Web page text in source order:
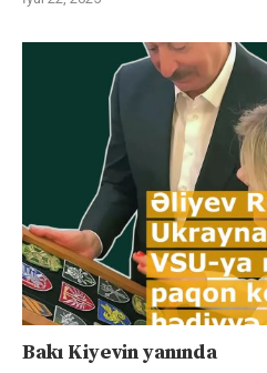
Bakı Kiyevin yanında